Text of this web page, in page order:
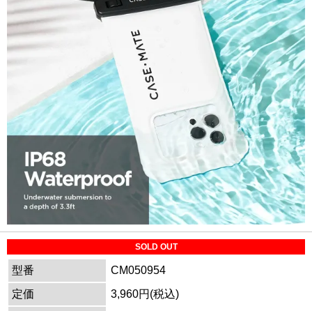
SOLD OUT
型番
CM050954
定価
3,960円(税込)